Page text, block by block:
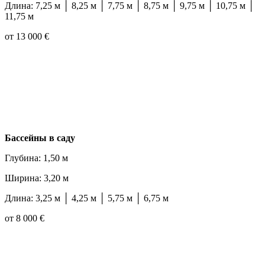
Длина: 7,25 м │ 8,25 м │ 7,75 м │ 8,75 м │ 9,75 м │ 10,75 м │
11,75 м
от 13 000 €
Бассейны в саду
Глубина: 1,50 м
Ширина: 3,20 м
Длина: 3,25 м │ 4,25 м │ 5,75 м │ 6,75 м
от 8 000 €